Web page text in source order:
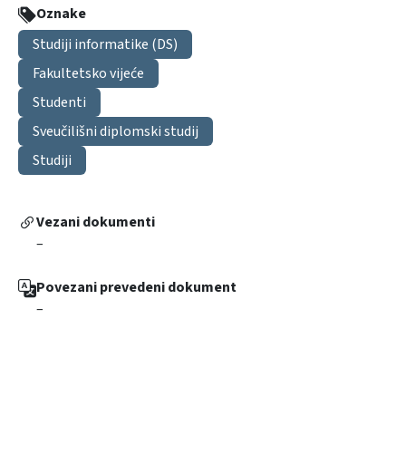
Oznake
Studiji informatike (DS)
Fakultetsko vijeće
Studenti
Sveučilišni diplomski studij
Studiji
Vezani dokumenti
–
Povezani prevedeni dokument
–